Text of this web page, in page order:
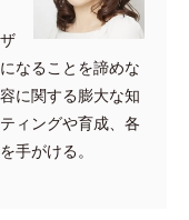
なることを諦めな
に関する膨大な知
ィングや育成、各
手がける。